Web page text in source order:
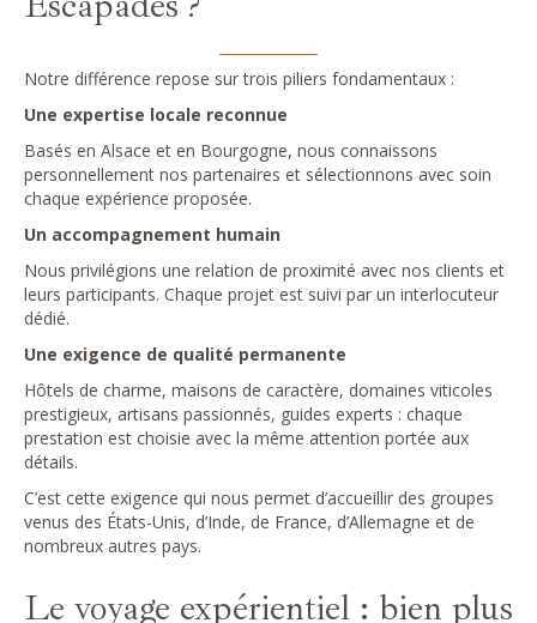
Notre différence repose sur trois piliers fondamentaux :
Une expertise locale reconnue
Basés en Alsace et en Bourgogne, nous connaissons
personnellement nos partenaires et sélectionnons avec soin
chaque expérience proposée.
Un accompagnement humain
Nous privilégions une relation de proximité avec nos clients et
leurs participants. Chaque projet est suivi par un interlocuteur
dédié.
Une exigence de qualité permanente
Hôtels de charme, maisons de caractère, domaines viticoles
prestigieux, artisans passionnés, guides experts : chaque
prestation est choisie avec la même attention portée aux
détails.
C’est cette exigence qui nous permet d’accueillir des groupes
venus des États-Unis, d’Inde, de France, d’Allemagne et de
nombreux autres pays.
Le voyage expérientiel : bien plus